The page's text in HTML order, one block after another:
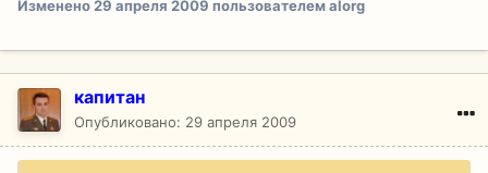
Изменено 29 апреля 2009 пользователем alorg
капитан
Опубликовано: 29 апреля 2009